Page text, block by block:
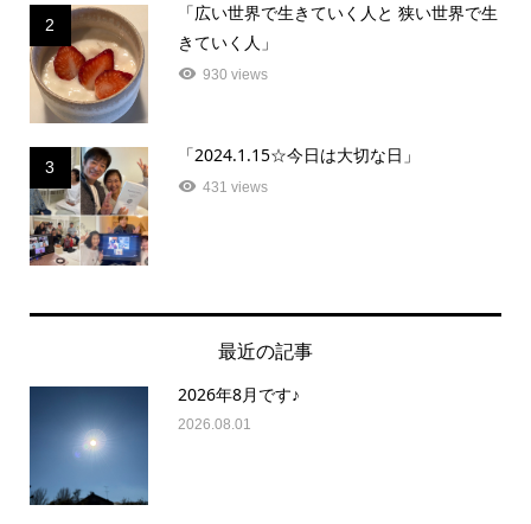
2
「広い世界で生きていく人と 狭い世界で生
きていく人」
930 views
3
「2024.1.15☆今日は大切な日」
431 views
最近の記事
2026年8月です♪
2026.08.01